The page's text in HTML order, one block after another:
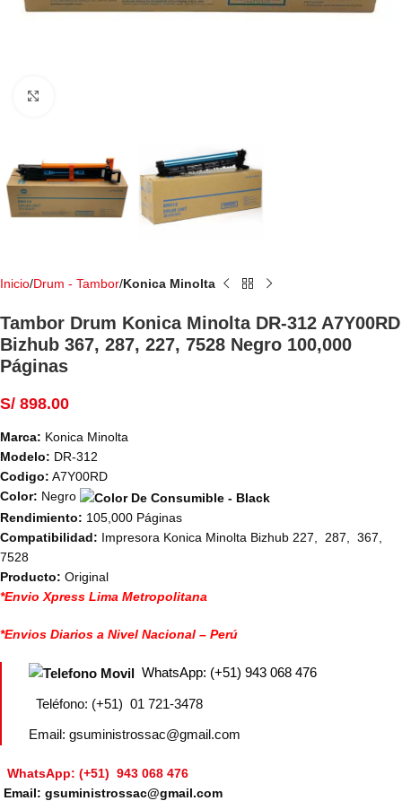
Inicio Drum - Tambor Konica Minolta
Tambor Drum Konica Minolta DR-312 A7Y00RD
Bizhub 367, 287, 227, 7528 Negro 100,000
Páginas
S/ 898.00
Marca: Konica Minolta
Modelo: DR-312
Codigo: A7Y00RD
Color: Negro
Rendimiento: 105,000 Páginas
Compatibilidad: Impresora Konica Minolta Bizhub 227, 287, 367,
7528
Producto: Original
*Envio Xpress Lima Metropolitana
*Envios Diarios a Nivel Nacional – Perú
WhatsApp: (+51) 943 068 476
Teléfono: (+51) 01 721-3478
Email: gsuministrossac@gmail.com
WhatsApp: (+51) 943 068 476
Email: gsuministrossac@gmail.com